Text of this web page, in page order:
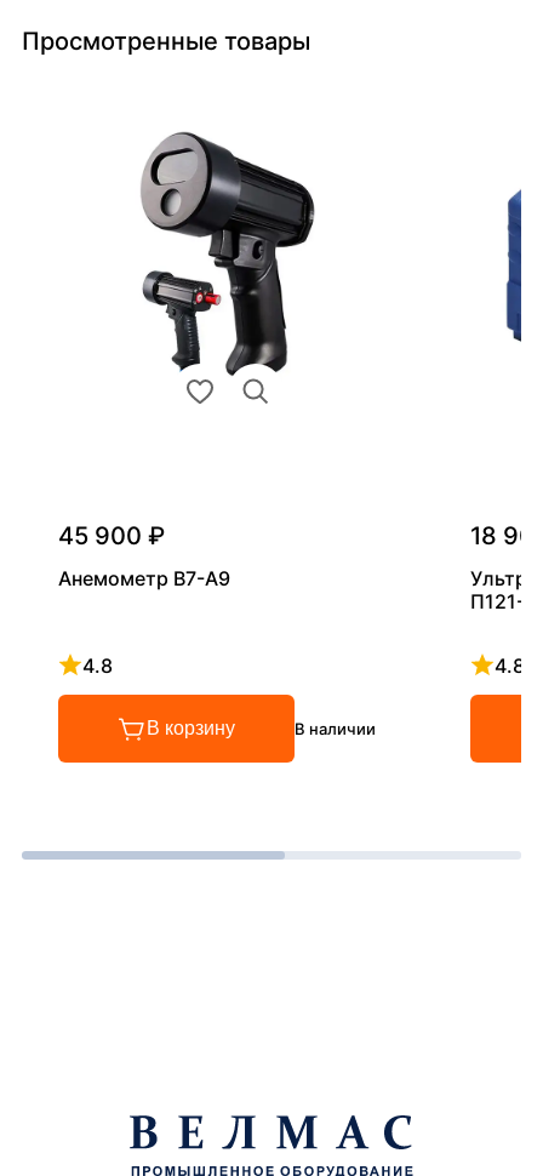
Просмотренные товары
45 900 ₽
Анемометр В7-А9
4.8
Рейтинг 4.8 из 5
В корзину В наличии
18
П121-
4.8